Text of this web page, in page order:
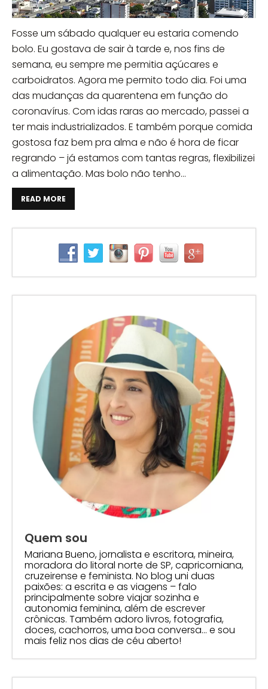
Fosse um sábado qualquer eu estaria comendo
bolo. Eu gostava de sair à tarde e, nos fins de
semana, eu sempre me permitia açúcares e
carboidratos. Agora me permito todo dia. Foi uma
das mudanças da quarentena em função do
coronavírus. Com idas raras ao mercado, passei a
ter mais industrializados. E também porque comida
gostosa faz bem pra alma e não é hora de ficar
regrando – já estamos com tantas regras, flexibilizei
a alimentação. Mas bolo não tenho...
READ MORE
Quem sou
Mariana Bueno, jornalista e escritora, mineira,
moradora do litoral norte de SP, capricorniana,
cruzeirense e feminista. No blog uni duas
paixões: a escrita e as viagens – falo
principalmente sobre viajar sozinha e
autonomia feminina, além de escrever
crônicas. Também adoro livros, fotografia,
doces, cachorros, uma boa conversa… e sou
mais feliz nos dias de céu aberto!